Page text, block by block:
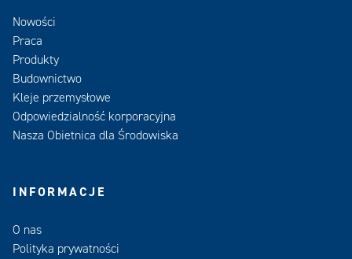
Nowości
Praca
Produkty
Budownictwo
Kleje przemysłowe
Odpowiedzialność korporacyjna
Nasza Obietnica dla Środowiska
INFORMACJE
O nas
Polityka prywatności